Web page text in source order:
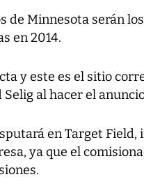
de Minnesota serán
en 2014.
y este es el sitio
Selig al hacer el
en Target Field,
ya que el